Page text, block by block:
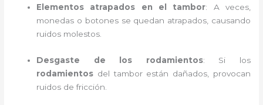
Elementos atrapados en el tambor: A veces,
monedas o botones se quedan atrapados, causando
ruidos molestos.
Desgaste de los rodamientos: Si los
rodamientos del tambor están dañados, provocan
ruidos de fricción.